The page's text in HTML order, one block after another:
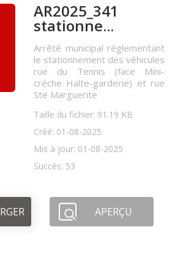
AR2025_341
stationne...
Arrêté municipal réglementant
le stationnement des véhicules
rue du Tennis (face Mini-
crèche Halte-garderie) et rue
Ste Marguerite
Taille du fichier: 91.19 KB
Créé: 01-08-2025
Mis à jour: 01-08-2025
Succès: 53
APERÇU